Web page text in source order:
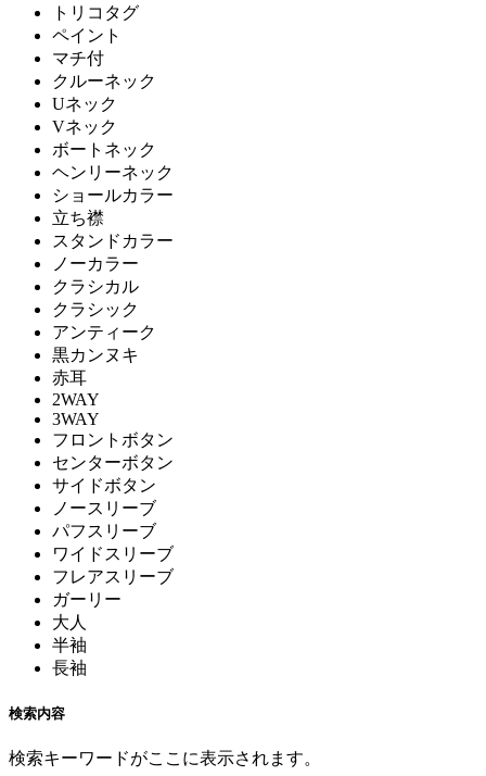
トリコタグ
ペイント
マチ付
クルーネック
Uネック
Vネック
ボートネック
ヘンリーネック
ショールカラー
立ち襟
スタンドカラー
ノーカラー
クラシカル
クラシック
アンティーク
黒カンヌキ
赤耳
2WAY
3WAY
フロントボタン
センターボタン
サイドボタン
ノースリーブ
パフスリーブ
ワイドスリーブ
フレアスリーブ
ガーリー
大人
半袖
長袖
検索内容
検索キーワードがここに表示されます。